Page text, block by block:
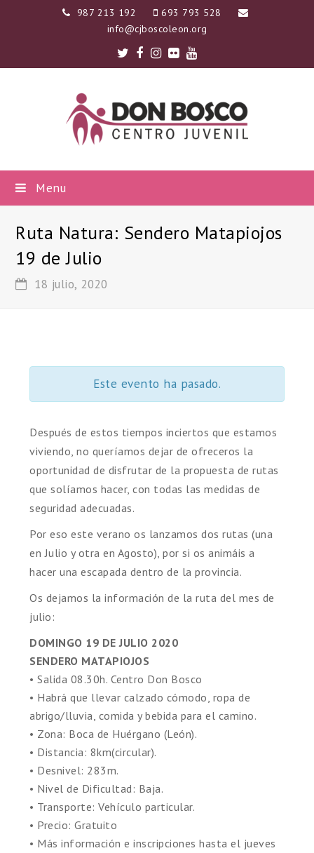
987 213 192
693 793 528
info@cjboscoleon.org
Twitter
Facebook
Instagram
FlickrYoutube
Menu
Ruta Natura: Sendero Matapiojos
19 de Julio
18 julio, 2020
Este evento ha pasado.
Después de estos tiempos inciertos que estamos
viviendo, no queríamos dejar de ofreceros la
oportunidad de disfrutar de la propuesta de rutas
que solíamos hacer, con todas las medidas de
seguridad adecuadas.
Por eso este verano os lanzamos dos rutas (una
en Julio y otra en Agosto), por si os animáis a
hacer una escapada dentro de la provincia.
Os dejamos la información de la ruta del mes de
julio:
DOMINGO 19 DE JULIO 2020
SENDERO MATAPIOJOS
• Salida 08.30h. Centro Don Bosco
• Habrá que llevar calzado cómodo, ropa de
abrigo/lluvia, comida y bebida para el camino.
• Zona: Boca de Huérgano (León).
• Distancia: 8km(circular).
• Desnivel: 283m.
• Nivel de Dificultad: Baja.
• Transporte: Vehículo particular.
• Precio: Gratuito
• Más información e inscripciones hasta el jueves